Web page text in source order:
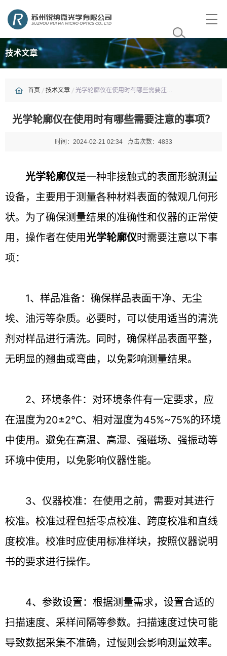
首页
资质荣誉
技术文章
技术文章
首页 技术文章 光学轮廓仪在使用时有哪些需要注意的事项？
光学轮廓仪在使用时有哪些需要注意的事项？
时间：2024-02-21 02:34 点击次数：4833
光学轮廓仪是一种非接触式的表面形貌测量
设备，主要用于测量各种材料表面的微观几何形
状。为了确保测量结果的准确性和仪器的正常使
用，操作者在使用光学轮廓仪时需要注意以下事
项：
1、样品准备：确保样品表面干净、无尘
埃、油污等杂质。必要时，可以使用适当的清洗
剂对样品进行清洗。同时，确保样品表面平整，
无明显的翘曲或弯曲，以免影响测量结果。
2、环境条件：对环境条件有一定要求，应
在温度为20±2℃、相对湿度为45%~75%的环境
中使用。避免在高温、高湿、强磁场、强振动等
环境中使用，以免影响仪器性能。
3、仪器校准：在使用之前，需要对其进行
校准。校准过程包括零点校准、跨度校准和直线
度校准。校准时应使用标准样块，按照仪器说明
书的要求进行操作。
4、参数设置：根据测量需求，设置合适的
扫描速度、采样间隔等参数。扫描速度过快可能
导致数据采集不准确，过慢则会影响测量效率。